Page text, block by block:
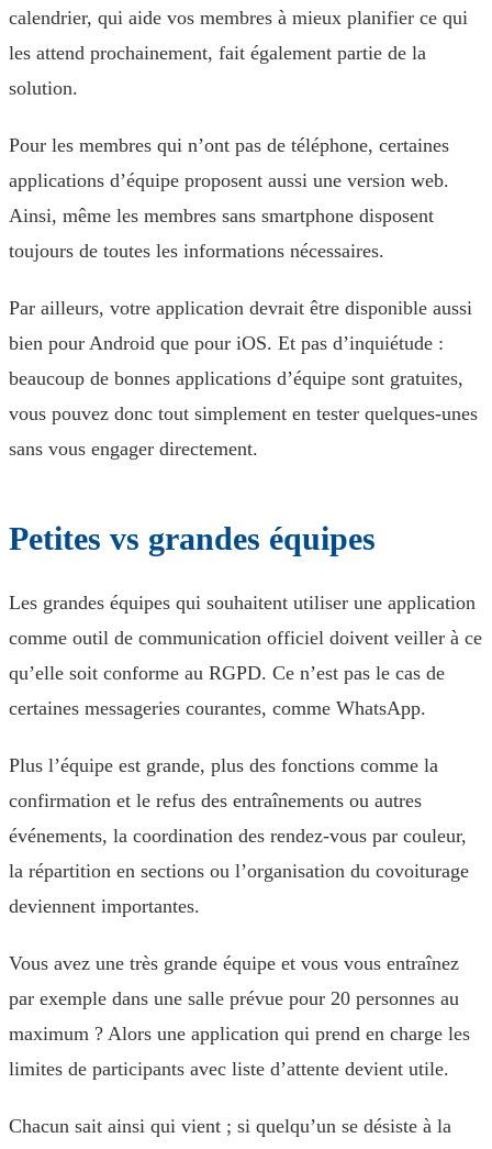
calendrier, qui aide vos membres à mieux planifier ce qui
les attend prochainement, fait également partie de la
solution.
Pour les membres qui n’ont pas de téléphone, certaines
applications d’équipe proposent aussi une version web.
Ainsi, même les membres sans smartphone disposent
toujours de toutes les informations nécessaires.
Par ailleurs, votre application devrait être disponible aussi
bien pour Android que pour iOS. Et pas d’inquiétude :
beaucoup de bonnes applications d’équipe sont gratuites,
vous pouvez donc tout simplement en tester quelques-unes
sans vous engager directement.
Petites vs grandes équipes
Les grandes équipes qui souhaitent utiliser une application
comme outil de communication officiel doivent veiller à ce
qu’elle soit conforme au RGPD. Ce n’est pas le cas de
certaines messageries courantes, comme WhatsApp.
Plus l’équipe est grande, plus des fonctions comme la
confirmation et le refus des entraînements ou autres
événements, la coordination des rendez-vous par couleur,
la répartition en sections ou l’organisation du covoiturage
deviennent importantes.
Vous avez une très grande équipe et vous vous entraînez
par exemple dans une salle prévue pour 20 personnes au
maximum ? Alors une application qui prend en charge les
limites de participants avec liste d’attente devient utile.
Chacun sait ainsi qui vient ; si quelqu’un se désiste à la